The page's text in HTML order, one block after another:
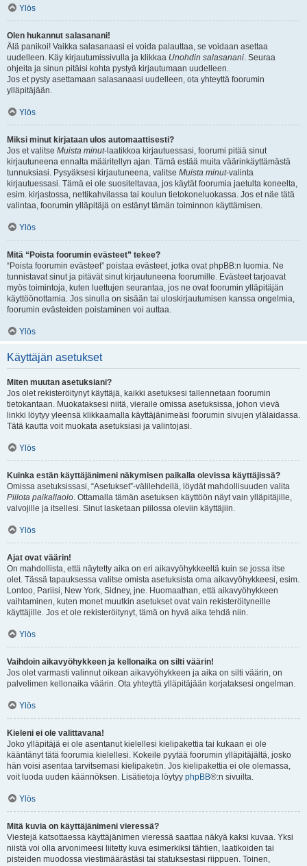
Ylös
Olen hukannut salasanani!
Älä panikoi! Vaikka salasanaasi ei voida palauttaa, se voidaan asettaa
uudelleen. Käy kirjautumissivulla ja klikkaa Unohdin salasanani. Seuraa
ohjeita ja sinun pitäisi kohta pystyä kirjautumaan uudelleen.
Jos et pysty asettamaan salasanaasi uudelleen, ota yhteyttä foorumin
ylläpitäjään.
Ylös
Miksi minut kirjataan ulos automaattisesti?
Jos et valitse Muista minut-laatikkoa kirjautuessasi, foorumi pitää sinut
kirjautuneena ennalta määritellyn ajan. Tämä estää muita väärinkäyttämästä
tunnuksiasi. Pysyäksesi kirjautuneena, valitse Muista minut-valinta
kirjautuessasi. Tämä ei ole suositeltavaa, jos käytät foorumia jaetulta koneelta,
esim. kirjastossa, nettikahvilassa tai koulun tietokoneluokassa. Jos et näe tätä
valintaa, foorumin ylläpitäjä on estänyt tämän toiminnon käyttämisen.
Ylös
Mitä “Poista foorumin evästeet” tekee?
“Poista foorumin evästeet” poistaa evästeet, jotka ovat phpBB:n luomia. Ne
tunnistavat sinut ja pitävät sinut kirjautuneena foorumille. Evästeet tarjoavat
myös toimintoja, kuten luettujen seurantaa, jos ne ovat foorumin ylläpitäjän
käyttöönottamia. Jos sinulla on sisään tai uloskirjautumisen kanssa ongelmia,
foorumin evästeiden poistaminen voi auttaa.
Ylös
Käyttäjän asetukset
Miten muutan asetuksiani?
Jos olet rekisteröitynyt käyttäjä, kaikki asetuksesi tallennetaan foorumin
tietokantaan. Muokataksesi niitä, vieraile omissa asetuksissa, johon vievä
linkki löytyy yleensä klikkaamalla käyttäjänimeäsi foorumin sivujen ylälaidassa.
Tätä kautta voit muokata asetuksiasi ja valintojasi.
Ylös
Kuinka estän käyttäjänimeni näkymisen paikalla olevissa käyttäjissä?
Omissa asetuksissasi, “Asetukset”-välilehdellä, löydät mahdollisuuden valita
Piilota paikallaolo. Ottamalla tämän asetuksen käyttöön näyt vain ylläpitäjille,
valvojille ja itsellesi. Sinut lasketaan piilossa oleviin käyttäjiin.
Ylös
Ajat ovat väärin!
On mahdollista, että näytetty aika on eri aikavyöhykkeeltä kuin se jossa itse
olet. Tässä tapauksessa valitse omista asetuksista oma aikavyöhykkeesi, esim.
Lontoo, Pariisi, New York, Sidney, jne. Huomaathan, että aikavyöhykkeen
vaihtaminen, kuten monet muutkin asetukset ovat vain rekisteröityneille
käyttäjille. Jos et ole rekisteröitynyt, tämä on hyvä aika tehdä niin.
Ylös
Vaihdoin aikavyöhykkeen ja kellonaika on silti väärin!
Jos olet varmasti valinnut oikean aikavyöhykkeen ja aika on silti väärin, on
palvelimen kellonaika väärin. Ota yhteyttä ylläpitäjään korjataksesi ongelman.
Ylös
Kieleni ei ole valittavana!
Joko ylläpitäjä ei ole asentanut kielellesi kielipakettia tai kukaan ei ole
kääntänyt tätä foorumia kielellesi. Kokeile pyytää foorumin ylläpitäjältä, josko
hän voisi asentaa tarvitsemasi kielipaketin. Jos kielipakettia ei ole olemassa,
voit luoda uuden käännöksen. Lisätietoja löytyy phpBB®:n sivuilta.
Ylös
Mitä kuvia on käyttäjänimeni vieressä?
Viestejä katsottaessa käyttäjänimen vieressä saattaa näkyä kaksi kuvaa. Yksi
niistä voi olla arvonimeesi liitetty kuva esimerkiksi tähtien, laatikoiden tai
pisteiden muodossa viestimäärästäsi tai statuksestasi riippuen. Toinen,